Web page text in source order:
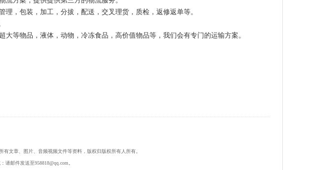
理，包装，加工，分拔，配送，交叉理货，质检，返修返单等。
等物品，液体，动物，冷冻食品，高价值物品等，我们会有专门的运输方案。
文章、图片、音频视频文件等资料，版权归版权所有人所有。
邮件发送至958818@qq.com。